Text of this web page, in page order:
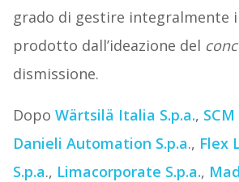
grado di gestire integralmente
prodotto dall’ideazione del
dismissione.
Dopo Wärtsilä Italia S.p.a.,
Danieli Automation S.p.a., Flex
S.p.a., Limacorporate S.p.a.,